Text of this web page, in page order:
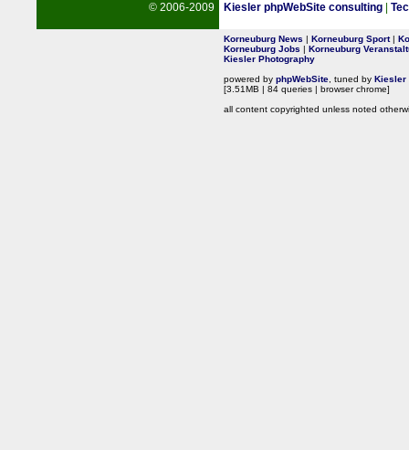
© 2006-2009 Kiesler phpWebSite consulting
Korneuburg News | Korneuburg Sport|
Korneuburg Jobs | Korneuburg
Kiesler Photography
powered by phpWebSite , tuned by Kiesler
[3.51MB | 84 queries | browser chrome]
all content copyrighted unless noted